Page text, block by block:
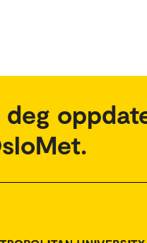
deg